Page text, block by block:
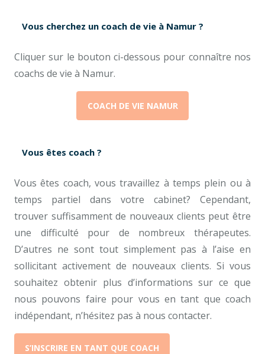
Vous cherchez un coach de vie à Namur ?
Cliquer sur le bouton ci-dessous pour connaître nos
coachs de vie à Namur.
COACH DE VIE NAMUR
Vous êtes coach ?
Vous êtes coach, vous travaillez à temps plein ou à
temps partiel dans votre cabinet? Cependant,
trouver suffisamment de nouveaux clients peut être
une difficulté pour de nombreux thérapeutes.
D’autres ne sont tout simplement pas à l’aise en
sollicitant activement de nouveaux clients. Si vous
souhaitez obtenir plus d’informations sur ce que
nous pouvons faire pour vous en tant que coach
indépendant, n’hésitez pas à nous contacter.
S’INSCRIRE EN TANT QUE COACH